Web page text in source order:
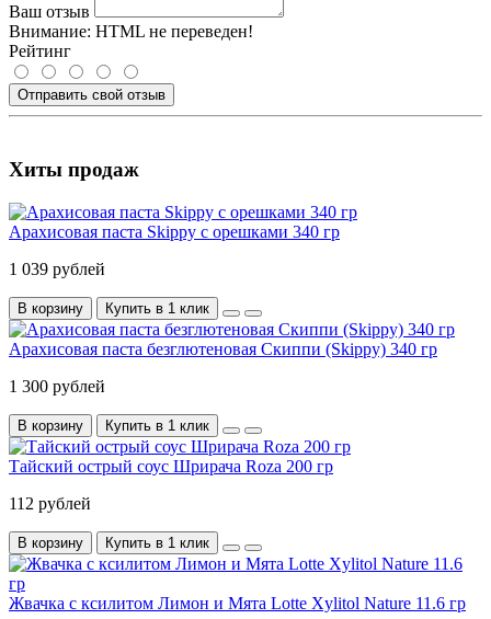
Ваш отзыв
Внимание: HTML не переведен!
Рейтинг
Отправить свой отзыв
Хиты продаж
Арахисовая паста Skippy с орешками 340 гр
1 039 рублей
В корзину Купить в 1 клик
Арахисовая паста безглютеновая Скиппи (Skippy) 340 гр
1 300 рублей
В корзину Купить в 1 клик
Тайский острый соус Шрирача Roza 200 гр
112 рублей
В корзину Купить в 1 клик
Жвачка с ксилитом Лимон и Мята Lotte Xylitol Nature 11.6 гр